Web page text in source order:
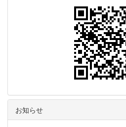
お知らせ